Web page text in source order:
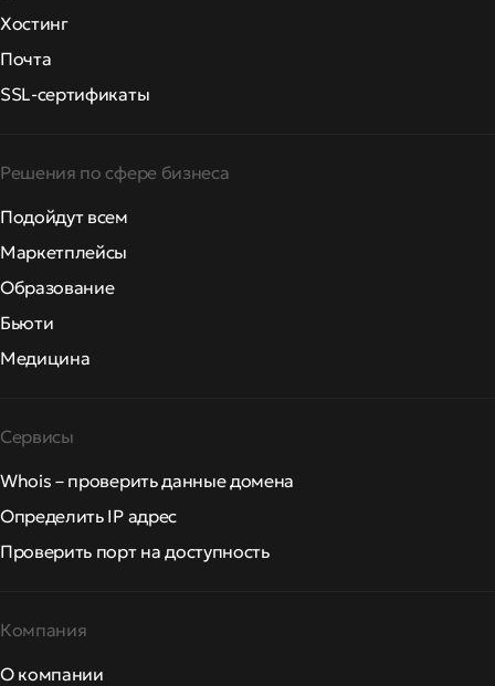
Хостинг
Почта
SSL-сертификаты
Решения по сфере бизнеса
Подойдут всем
Маркетплейсы
Образование
Бьюти
Медицина
Сервисы
Whois – проверить данные домена
Определить IP адрес
Проверить порт на доступность
Компания
О компании